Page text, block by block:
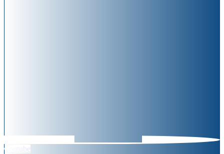
Youtube